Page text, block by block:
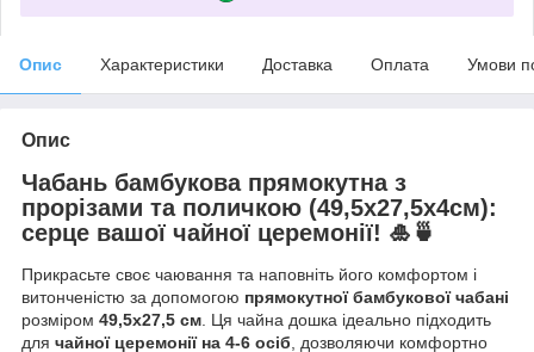
Опис Характеристики Доставка Оплата Умови
Опис
Чабань бамбукова прямокутна з
прорізами та поличкою (49,5х27,5х4см):
серце вашої чайної церемонії! 🎍🍵
Прикрасьте своє чаювання та наповніть його комфортом і
витонченістю за допомогою прямокутної бамбукової чабані
розміром 49,5х27,5 см. Ця чайна дошка ідеально підходить
для чайної церемонії на 4-6 осіб, дозволяючи комфортно